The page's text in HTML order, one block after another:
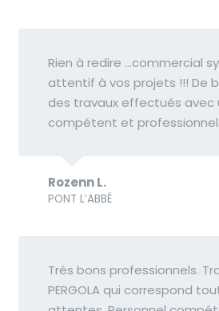
Rien à redire …commercial
attentif à vos projets !!! De
des travaux effectués avec
compétent et
Rozenn L.
PONT L’ABBÉ
Très bons professionnels.
PERGOLA qui correspond